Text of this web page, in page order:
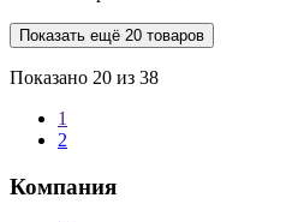
Показать ещё 20 товаров
Показано 20 из 38
1
2
Компания